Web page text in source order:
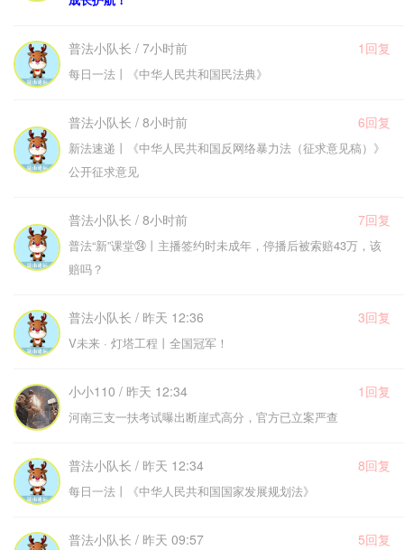
普法小队长 / 7小时前 1回复
每日一法丨《中华人民共和国民法典》
普法小队长 / 8小时前 6回复
新法速递丨《中华人民共和国反网络暴力法（征求意见稿）》
公开征求意见
普法小队长 / 8小时前 7回复
普法“新”课堂㉔丨主播签约时未成年，停播后被索赔43万，该
赔吗？
普法小队长 / 昨天 12:36 3回复
V未来 · 灯塔工程丨全国冠军！
小小110 / 昨天 12:34 1回复
河南三支一扶考试曝出断崖式高分，官方已立案严查
普法小队长 / 昨天 12:34 8回复
每日一法丨《中华人民共和国国家发展规划法》
普法小队长 / 昨天 09:57 5回复